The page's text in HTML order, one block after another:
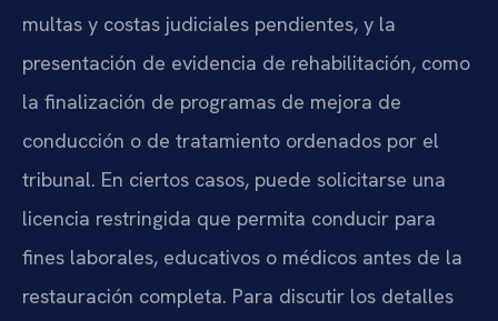
multas y costas judiciales pendientes, y la
presentación de evidencia de rehabilitación, como
la finalización de programas de mejora de
conducción o de tratamiento ordenados por el
tribunal. En ciertos casos, puede solicitarse una
licencia restringida que permita conducir para
fines laborales, educativos o médicos antes de la
restauración completa. Para discutir los detalles